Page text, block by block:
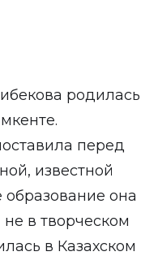
родилась
перед
известной
она
в творческом
в Казахском